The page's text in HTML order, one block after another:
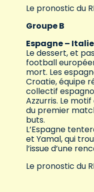
Le pronostic du
Groupe B
Espagne – Italie
Le dessert, et
football
mort. Les
Croatie, équipe
collectif
Azzurris. Le
du premier
buts.
L’Espagne
et Yamal, qui
l’issue d’une
Le pronostic du